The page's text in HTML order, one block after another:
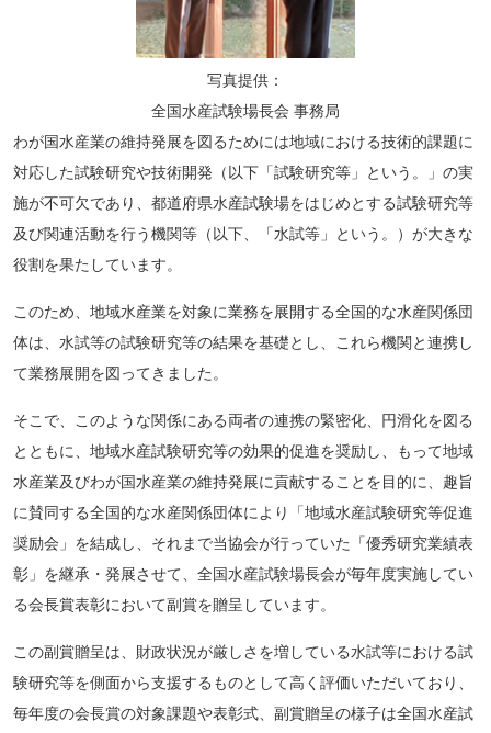
わが国水産業の維持発展を図るためには地域における技術的課題に
対応した試験研究や技術開発（以下「試験研究等」という。」の実
施が不可欠であり、都道府県水産試験場をはじめとする試験研究等
及び関連活動を行う機関等（以下、「水試等」という。）が大きな
役割を果たしています。
このため、地域水産業を対象に業務を展開する全国的な水産関係団
体は、水試等の試験研究等の結果を基礎とし、これら機関と連携し
て業務展開を図ってきました。
そこで、このような関係にある両者の連携の緊密化、円滑化を図る
とともに、地域水産試験研究等の効果的促進を奨励し、もって地域
水産業及びわが国水産業の維持発展に貢献することを目的に、趣旨
に賛同する全国的な水産関係団体により「地域水産試験研究等促進
奨励会」を結成し、それまで当協会が行っていた「優秀研究業績表
彰」を継承・発展させて、全国水産試験場長会が毎年度実施してい
る会長賞表彰において副賞を贈呈しています。
この副賞贈呈は、財政状況が厳しさを増している水試等における試
験研究等を側面から支援するものとして高く評価いただいており、
毎年度の会長賞の対象課題や表彰式、副賞贈呈の様子は全国水産試
写真提供：
全国水産試験場長会 事務局